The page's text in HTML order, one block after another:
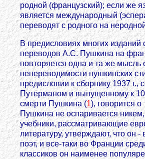
родной (французский); если же
является международный
переводят с родного на
В предисловиях многих изданий
переводов А.С. Пушкина на
повторяется одна и та же мысль
непереводимости пушкинских
предисловии к сборнику 1937 г.,
Путерманом и выпущенному к
смерти Пушкина (1), говорится о
Пушкина не оспаривается
учебники, рассматривающие
литературу, утверждают, что он -
поэт, и все-таки во Франции
классиков он наименее